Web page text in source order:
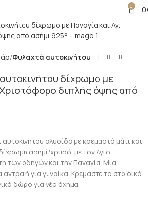
0 0
Φυλαχτά αυτοκινήτου
δίχρωμο με
Χριστόφορο διπλής όψης από
αλυσίδα με κρεμαστό μάτι και
ασημί/χρυσό, με τον Άγιο
των οδηγών και την Παναγία. Μια
άντρα ή για γυναίκα. Κρεμάστε το στο δικό
δώρο για νέο όχημα.